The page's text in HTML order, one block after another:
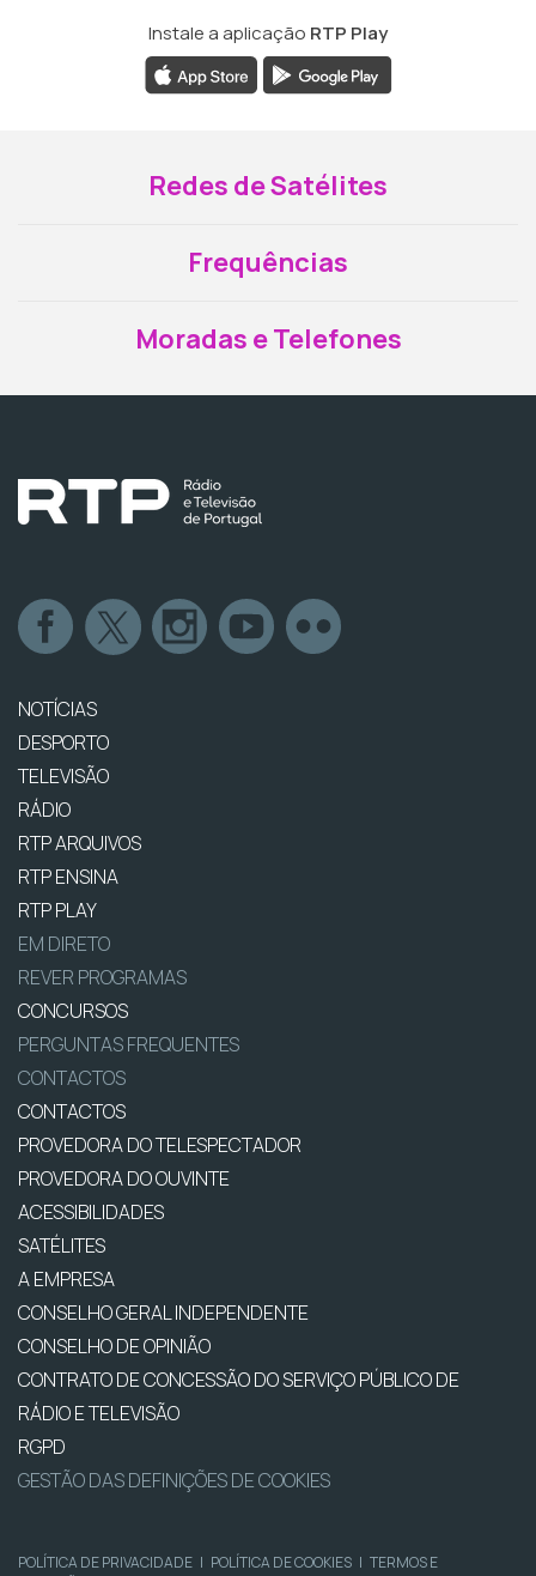
Instale a aplicação RTP Play
Redes de Satélites
Frequências
Moradas e Telefones
NOTÍCIAS
DESPORTO
TELEVISÃO
RÁDIO
RTP ARQUIVOS
RTP ENSINA
RTP PLAY
EM DIRETO
REVER PROGRAMAS
CONCURSOS
PERGUNTAS FREQUENTES
CONTACTOS
CONTACTOS
PROVEDORA DO TELESPECTADOR
PROVEDORA DO OUVINTE
ACESSIBILIDADES
SATÉLITES
A EMPRESA
CONSELHO GERAL INDEPENDENTE
CONSELHO DE OPINIÃO
CONTRATO DE CONCESSÃO DO SERVIÇO PÚBLICO DE
RÁDIO E TELEVISÃO
RGPD
GESTÃO DAS DEFINIÇÕES DE COOKIES
POLÍTICA DE PRIVACIDADE | POLÍTICA DE COOKIES | TERMOS E